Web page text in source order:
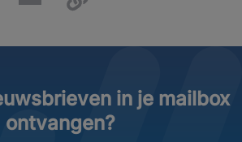
in je mailbox
ontvangen?